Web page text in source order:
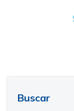
Buscar